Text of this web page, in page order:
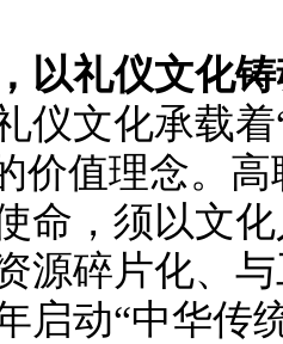
， 以礼仪文化
文化承载着
价值理念。
命，须以文
源碎片化、
启动“中华传